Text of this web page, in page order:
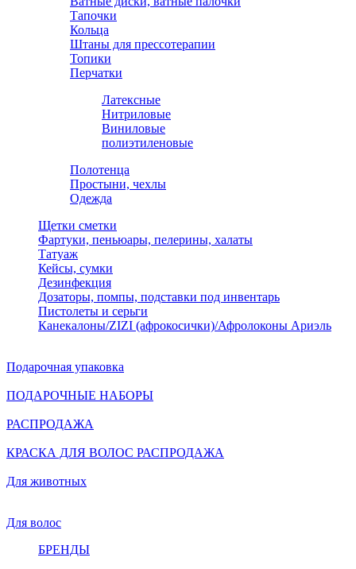
Тапочки
Кольца
Штаны для прессотерапии
Топики
Перчатки
Латексные
Нитриловые
Виниловые
полиэтиленовые
Полотенца
Простыни, чехлы
Одежда
Щетки сметки
Фартуки, пеньюары, пелерины, халаты
Татуаж
Кейсы, сумки
Дезинфекция
Дозаторы, помпы, подставки под инвентарь
Пистолеты и серьги
Канекалоны/ZIZI (афрокосички)/Афролоконы Ариэль
Подарочная упаковка
ПОДАРОЧНЫЕ НАБОРЫ
РАСПРОДАЖА
КРАСКА ДЛЯ ВОЛОС РАСПРОДАЖА
Для животных
Для волос
БРЕНДЫ